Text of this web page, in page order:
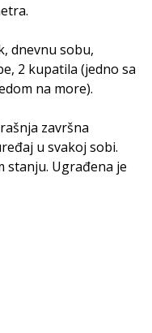
dnevnu sobu,
2 kupatila (jedno sa
na more).
završna
u svakoj sobi.
stanju. Ugrađena je